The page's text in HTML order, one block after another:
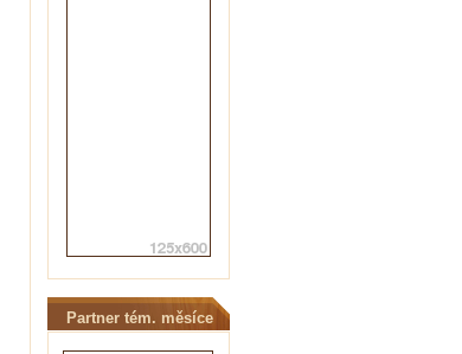
Partner tém. měsíce